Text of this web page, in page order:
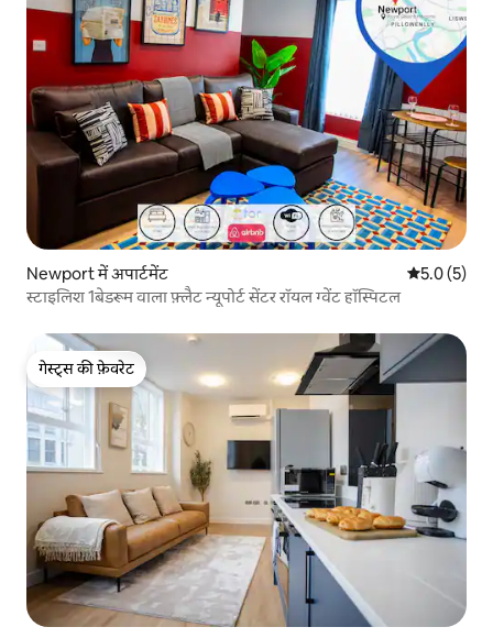
Newport में अपार्टमेंट औसत रेटिंग 5
5.0 (5)
स्टाइलिश 1बेडरूम वाला फ़्लैट न्यूपोर्ट सेंटर रॉयल ग्वेंट हॉस्पिटल
गेस्ट्स की फ़ेवरेट
गेस्ट्स की फ़ेवरेट